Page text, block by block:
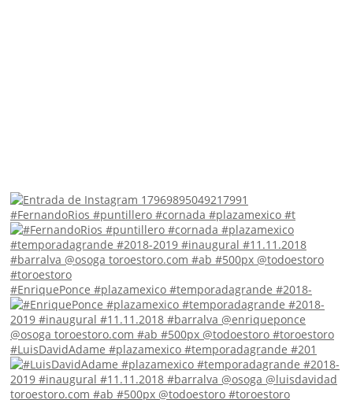
#FernandoRios #puntillero #cornada #plazamexico #t
#EnriquePonce #plazamexico #temporadagrande #2018-
#LuisDavidAdame #plazamexico #temporadagrande #201